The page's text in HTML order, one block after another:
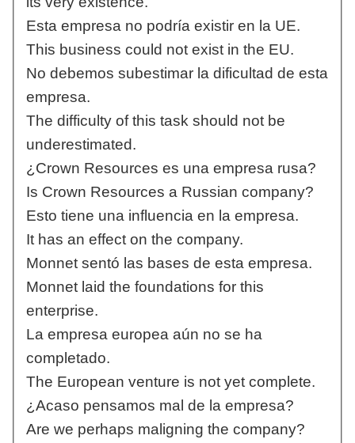
Esta empresa no podría existir en la UE.
This business could not exist in the EU.
No debemos subestimar la dificultad de esta
empresa.
The difficulty of this task should not be
underestimated.
¿Crown Resources es una empresa rusa?
Is Crown Resources a Russian company?
Esto tiene una influencia en la empresa.
It has an effect on the company.
Monnet sentó las bases de esta empresa.
Monnet laid the foundations for this
enterprise.
La empresa europea aún no se ha
completado.
The European venture is not yet complete.
¿Acaso pensamos mal de la empresa?
Are we perhaps maligning the company?